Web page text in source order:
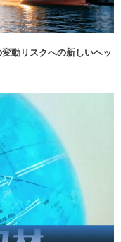
動リスクへの新しいヘッ